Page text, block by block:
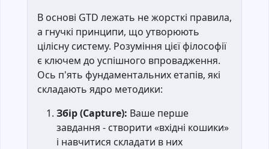
В основі GTD лежать не жорсткі правила,
а гнучкі принципи, що утворюють
цілісну систему. Розуміння цієї філософії
є ключем до успішного впровадження.
Ось п'ять фундаментальних етапів, які
складають ядро методики:
Збір (Capture): Ваше перше
завдання - створити «вхідні кошики»
і навчитися складати в них